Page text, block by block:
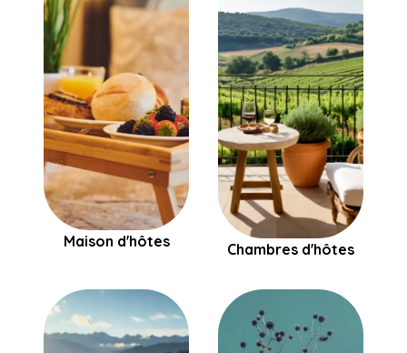
Maison d'hôtes Chambres d'hôtes